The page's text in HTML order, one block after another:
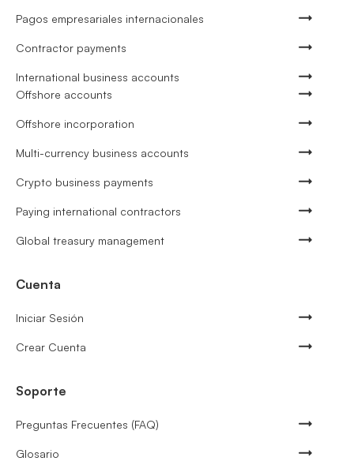
Pagos empresariales internacionales
Contractor payments
International business accounts
Offshore accounts
Offshore incorporation
Multi-currency business accounts
Crypto business payments
Paying international contractors
Global treasury management
Cuenta
Iniciar Sesión
Crear Cuenta
Soporte
Preguntas Frecuentes (FAQ)
Glosario